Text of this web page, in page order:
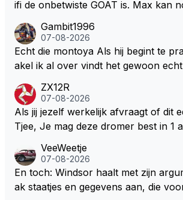
ifi de onbetwiste GOAT is. Max kan
milton, hahahaha. Latifi pakt ze
n dicht met als onbetwiste nummer
S Lawson natuurlijk 😂😂😂😂😂
Gambit1996
07-08-2026
Echt die montoya Als hij begint te praten op f1tv sch
akel ik al over vindt het gewoon
weet 🤮🤮
ZX12R
07-08-2026
Als jij jezelf werkelijk afvraagt of dit
Tjee, Je mag deze dromer best in 1
aar voordragen uit eigen geest. Kan
at je het leuk vindt sprookjes te
jezelf dan ook wel eens afgevraagd
VeeWeetje
07-08-2026
En toch: Windsor haalt met zijn
ak staatjes en gegevens aan, die